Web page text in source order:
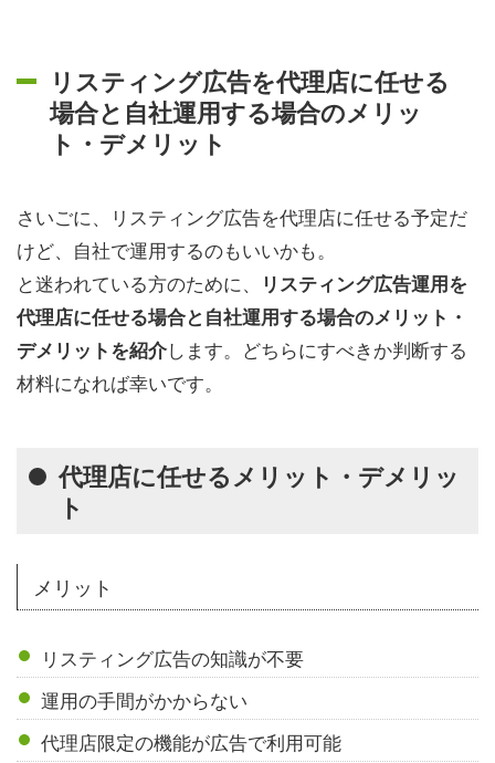
リスティング広告を代理店に任せる
場合と自社運用する場合のメリッ
ト・デメリット
さいごに、リスティング広告を代理店に任せる予定だ
けど、自社で運用するのもいいかも。
と迷われている方のために、
リスティング広告運用を
代理店に任せる場合と自社運用する場合のメリット・
デメリットを紹介します。どちらにすべきか判断する
材料になれば幸いです。
代理店に任せるメリット・デメリッ
ト
メリット
リスティング広告の知識が不要
運用の手間がかからない
代理店限定の機能が広告で利用可能